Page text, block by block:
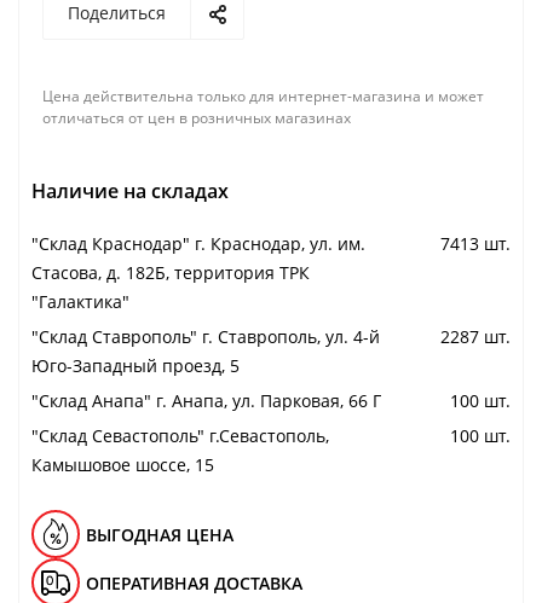
Поделиться
Цена действительна только для интернет-магазина и может
отличаться от цен в розничных магазинах
Наличие на складах
"Cклад Краснодар" г. Краснодар, ул. им.
Стасова, д. 182Б, территория ТРК
"Галактика"
7413 шт.
"Cклад Ставрополь" г. Ставрополь, ул. 4-й
Юго-Западный проезд, 5
2287 шт.
"Cклад Анапа" г. Анапа, ул. Парковая, 66 Г
100 шт.
"Cклад Севастополь" г.Севастополь,
Камышовое шоссе, 15
100 шт.
ВЫГОДНАЯ ЦЕНА
ОПЕРАТИВНАЯ ДОСТАВКА